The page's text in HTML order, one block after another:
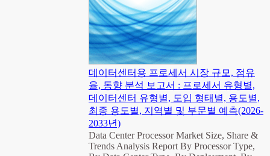
데이터센터용 프로세서 시장 규모, 점유
율, 동향 분석 보고서 : 프로세서 유형별,
데이터센터 유형별, 도입 형태별, 용도별,
최종 용도별, 지역별 및 부문별 예측(2026-
2033년)
Data Center Processor Market Size, Share &
Trends Analysis Report By Processor Type,